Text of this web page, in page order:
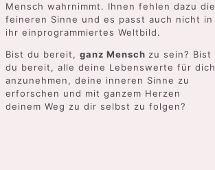
Mensch wahrnimmt. Ihnen fehlen dazu die
feineren Sinne und es passt auch nicht in
ihr einprogrammiertes Weltbild.
Bist du bereit, ganz Mensch zu sein? Bist
du bereit, alle deine Lebenswerte für dich
anzunehmen, deine inneren Sinne zu
erforschen und mit ganzem Herzen
deinem Weg zu dir selbst zu folgen?